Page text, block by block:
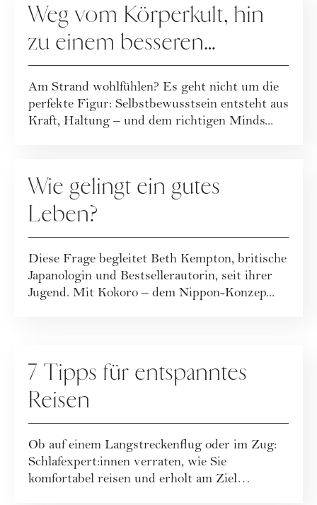
Weg vom Körperkult, hin
zu einem besseren
Körpergefühl
Am Strand wohlfühlen? Es geht nicht um die
perfekte Figur: Selbstbewusstsein entsteht aus
Kraft, Haltung – und dem richtigen Minds...
Wie gelingt ein gutes
Leben?
Diese Frage begleitet Beth Kempton, britische
Japanologin und Bestsellerautorin, seit ihrer
Jugend. Mit Kokoro – dem Nippon-Konzep...
7 Tipps für entspanntes
Reisen
Ob auf einem Langstreckenflug oder im Zug:
Schlafexpert:innen verraten, wie Sie
komfortabel reisen und erholt am Ziel